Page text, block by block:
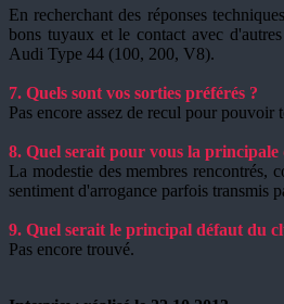
En recherchant des réponses
bons tuyaux et le contact avec
Audi Type 44 (100, 200, V8).
7. Quels sont vos sorties préférés ?
Pas encore assez de recul pour pouvoir
8. Quel serait pour vous la
La modestie des membres rencontrés,
sentiment d'arrogance parfois transmis
9. Quel serait le principal défaut du
Pas encore trouvé.